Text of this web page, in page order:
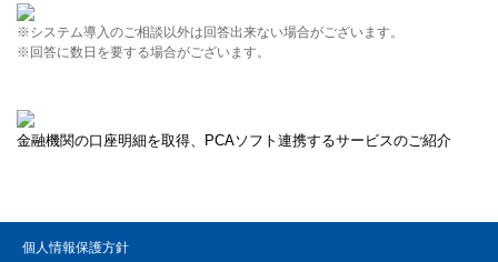
※システム導入のご相談以外は回答出来ない場合がございます。
※回答に数日を要する場合がございます。
金融機関の口座明細を取得、PCAソフト連携するサービスのご紹介
個人情報保護方針